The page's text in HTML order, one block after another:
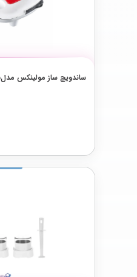
ساندويچ ساز مولینکس مدلSW6125